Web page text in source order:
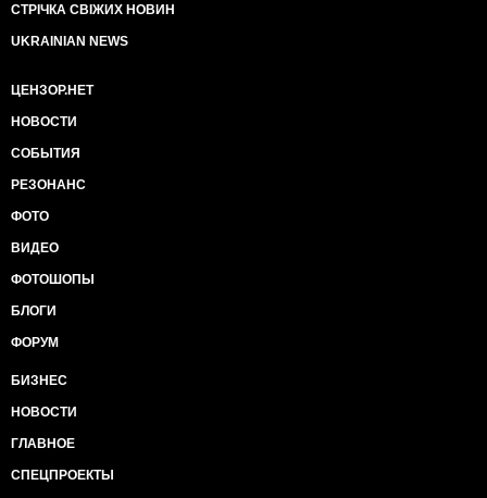
СТРІЧКА СВІЖИХ НОВИН
UKRAINIAN NEWS
ЦЕНЗОР.НЕТ
НОВОСТИ
СОБЫТИЯ
РЕЗОНАНС
ФОТО
ВИДЕО
ФОТОШОПЫ
БЛОГИ
ФОРУМ
БИЗНЕС
НОВОСТИ
ГЛАВНОЕ
СПЕЦПРОЕКТЫ